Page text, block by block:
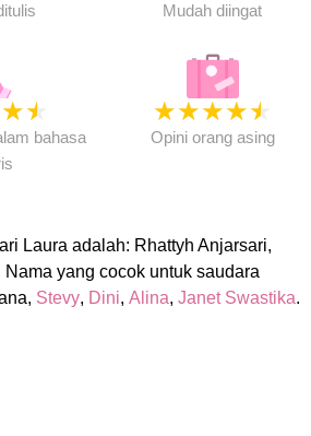
Mudah diingat
★★
bahasa
★★★★★
Opini orang asing
Laura adalah: Rhattyh Anjarsari,
Nama yang cocok untuk saudara
Stevy, Dini, Alina, Janet Swastika.